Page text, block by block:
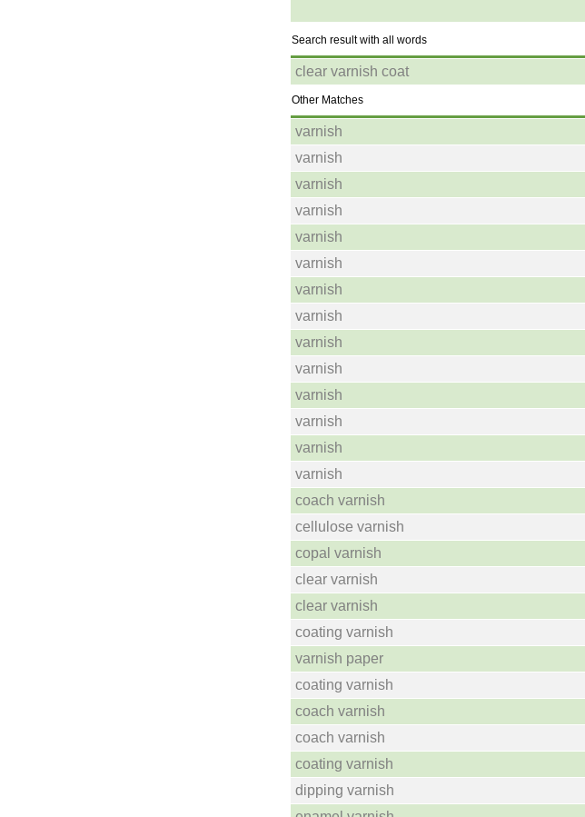
Search result with all words
clear varnish coat
Other Matches
varnish
varnish
varnish
varnish
varnish
varnish
varnish
varnish
varnish
varnish
varnish
varnish
varnish
varnish
coach varnish
cellulose varnish
copal varnish
clear varnish
clear varnish
coating varnish
varnish paper
coating varnish
coach varnish
coach varnish
coating varnish
dipping varnish